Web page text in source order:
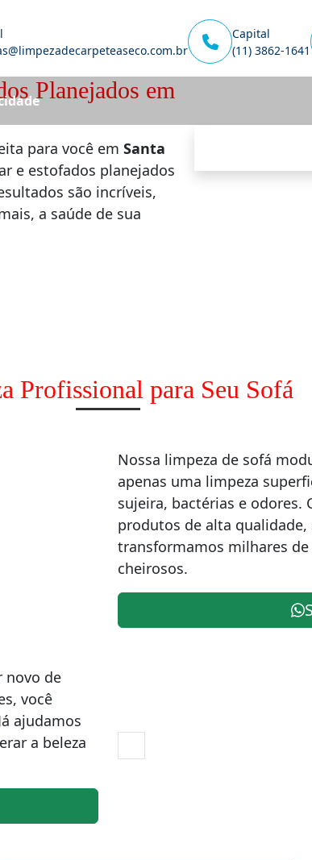
Capital
(11) 3862-1641
Planejados em
para você em Santa
e estofados planejados
são incríveis,
a saúde de sua
Profissional para Seu Sofá
Nossa limpeza de sofá
apenas uma limpeza
sujeira, bactérias e odores.
produtos de alta qualidade,
transformamos milhares
cheirosos.
novo de
você
ajudamos
a beleza